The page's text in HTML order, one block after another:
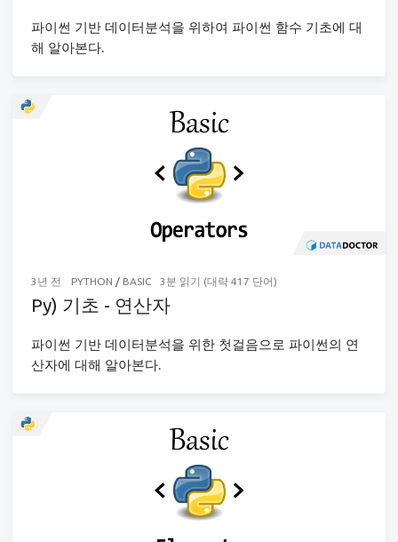
파이썬 기반 데이터분석을 위하여 파이썬 함수 기초에 대
해 알아본다.
3년 전 PYTHON / BASIC 3분 읽기 (대략 417 단어)
Py) 기초 - 연산자
파이썬 기반 데이터분석을 위한 첫걸음으로 파이썬의 연
산자에 대해 알아본다.